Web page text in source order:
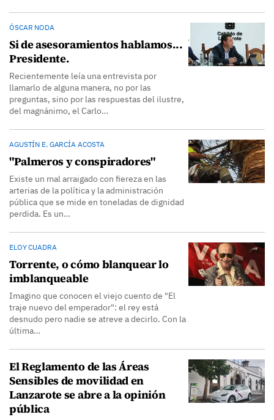
ÓSCAR NODA
Si de asesoramientos hablamos...
Presidente.
Recientemente leía una entrevista por
llamarlo de alguna manera, no por las
preguntas, sino por las respuestas del ilustre,
del magnánimo, el Carlo…
AGUSTÍN E. GARCÍA ACOSTA
"Palmeros y conspiradores"
Existe un mal arraigado con fiereza en las
arterias de la política y la administración
pública que se mide en toneladas de dignidad
perdida. Es un…
ELOY CUADRA
Torrente, o cómo blanquear lo
imblanqueable
Imagino que conocen el viejo cuento de "El
traje nuevo del emperador": el rey está
desnudo pero nadie se atreve a decirlo. Con la
última…
El Reglamento de las Áreas
Sensibles de movilidad en
Lanzarote se abre a la opinión
pública